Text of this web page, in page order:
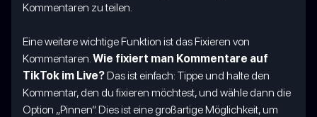
Kommentaren zu teilen.
Eine weitere wichtige Funktion ist das Fixieren von
Kommentaren.Wie fixiert man Kommentare auf
TikTok im Live?Das ist einfach: Tippe und halte den
Kommentar, den du fixieren möchtest, und wähle dann die
Option „Pinnen“. Dies ist eine großartige Möglichkeit, um